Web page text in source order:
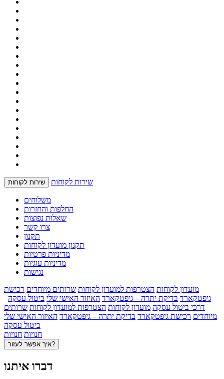
שירות לקוחות שירות לקוחות
משלוחים
החלפות והחזרות
שאלות נפוצות
צרו קשר
תקנון
תקנון מועדון לקוחות
מדיניות פרטיות
מדיניות עוגיות
נגישות
מועדון לקוחות הצטרפות למועדון לקוחות שרותים מיוחדים רכישת
גיפטקארד בדיקת יתרה – גיפטקארד האיזור האישי שלי ביטול עסקה
דרכי ביטול עסקה מועדון לקוחות הצטרפות למועדון לקוחות שרותים
מיוחדים רכישת גיפטקארד בדיקת יתרה – גיפטקארד האיזור האישי שלי
ביטול עסקה
חנויות חנויות
איך אפשר לעזור?
דברו איתנו